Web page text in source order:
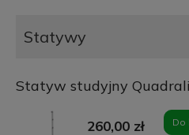
Statywy
Statyw studyjny
260,00 zł Do